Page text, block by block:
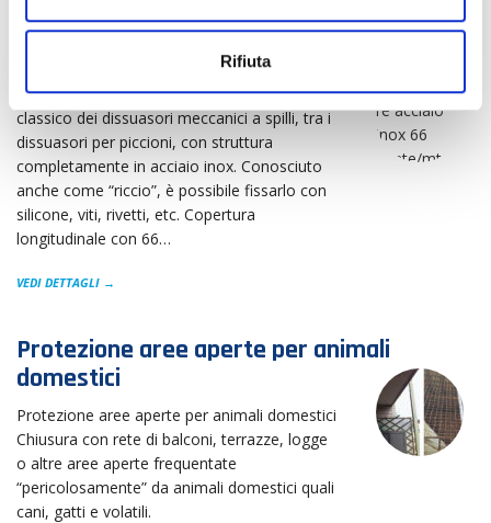
Rifiuta
Dissuasore acciaio inox 66 punte/mt
Dissuasore acciaio inox 66 punte/mt Il più
classico dei dissuasori meccanici a spilli, tra i
dissuasori per piccioni, con struttura
completamente in acciaio inox. Conosciuto
anche come “riccio”, è possibile fissarlo con
silicone, viti, rivetti, etc. Copertura
longitudinale con 66…
VEDI DETTAGLI →
Protezione aree aperte per animali
domestici
Protezione aree aperte per animali domestici
Chiusura con rete di balconi, terrazze, logge
o altre aree aperte frequentate
“pericolosamente” da animali domestici quali
cani, gatti e volatili.